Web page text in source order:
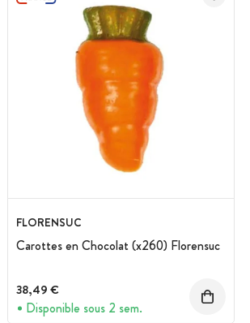
lait
de
blanc
de
traces
FLORENSUC
Carottes en Chocolat (x260) Florensuc
38,49 €
Disponible sous 2 sem.